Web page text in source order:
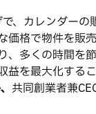
で、カレンダー
価格で物件を販
、多くの時間を
益を最大化する
共同創業者兼